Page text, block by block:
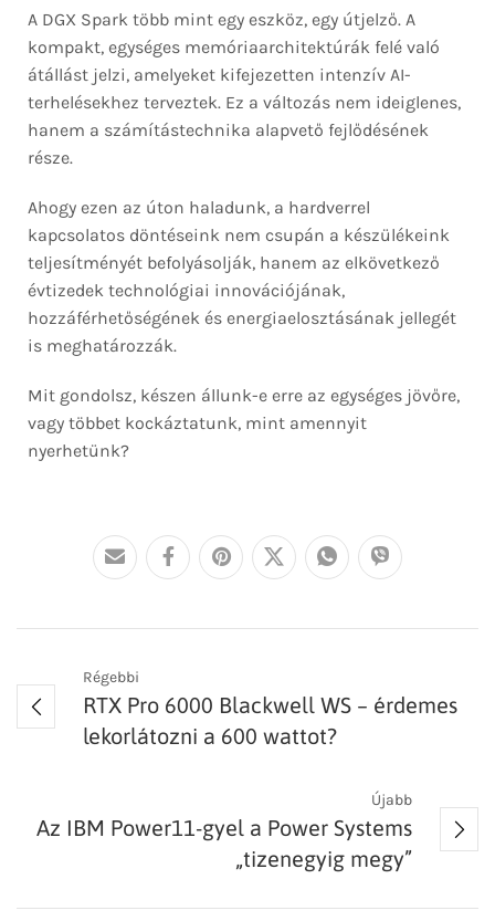
A DGX Spark több mint egy eszköz, egy útjelző. A
kompakt, egységes memóriaarchitektúrák felé való
átállást jelzi, amelyeket kifejezetten intenzív AI-
terhelésekhez terveztek. Ez a változás nem ideiglenes,
hanem a számítástechnika alapvető fejlődésének
része.
Ahogy ezen az úton haladunk, a hardverrel
kapcsolatos döntéseink nem csupán a készülékeink
teljesítményét befolyásolják, hanem az elkövetkező
évtizedek technológiai innovációjának,
hozzáférhetőségének és energiaelosztásának jellegét
is meghatározzák.
Mit gondolsz, készen állunk-e erre az egységes jövőre,
vagy többet kockáztatunk, mint amennyit
nyerhetünk?
Régebbi
RTX Pro 6000 Blackwell WS – érdemes
lekorlátozni a 600 wattot?
Újabb
Az IBM Power11-gyel a Power Systems
„tizenegyig megy”